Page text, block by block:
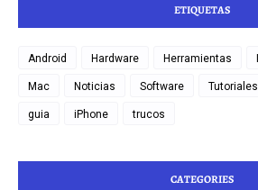
ETIQUETAS
Android Hardware Herramientas
Mac Noticias Software Tutoriales
guia iPhone trucos
CATEGORIES